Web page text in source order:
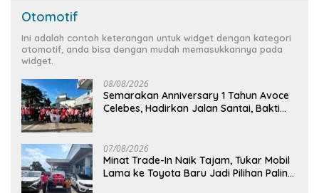
Otomotif
Ini adalah contoh keterangan untuk widget dengan kategori
otomotif, anda bisa dengan mudah memasukkannya pada
widget.
08/08/2026
Semarakan Anniversary 1 Tahun Avoce
Celebes, Hadirkan Jalan Santai, Bakti
07/08/2026
Minat Trade-In Naik Tajam, Tukar Mobil
Lama ke Toyota Baru Jadi Pilihan Paling